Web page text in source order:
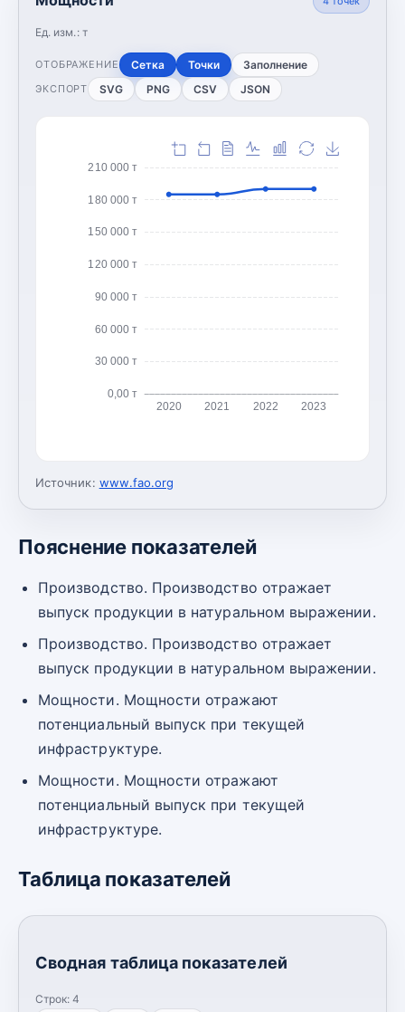
Ед. изм.: т
ОТОБРАЖЕНИЕ Сетка Точки Заполнение
ЭКСПОРТ SVG PNG CSV JSON
0,00 т
30 000 т
60 000 т
90 000 т
120 000 т
150 000 т
180 000 т
210 000 т
2020 2021 2022 2023
Источник: www.fao.org
Пояснение показателей
Производство. Производство отражает
выпуск продукции в натуральном выражении.
Производство. Производство отражает
выпуск продукции в натуральном выражении.
Мощности. Мощности отражают
потенциальный выпуск при текущей
инфраструктуре.
Мощности. Мощности отражают
потенциальный выпуск при текущей
инфраструктуре.
Таблица показателей
Сводная таблица показателей
Строк:4